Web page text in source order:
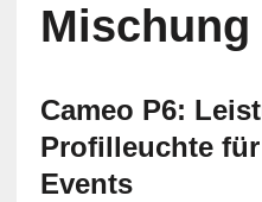
Mischung
Cameo P6:
Profilleuchte
Events